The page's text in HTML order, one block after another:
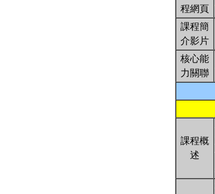
程網頁
課程簡
介影片
核心能
力關聯
課程概
述